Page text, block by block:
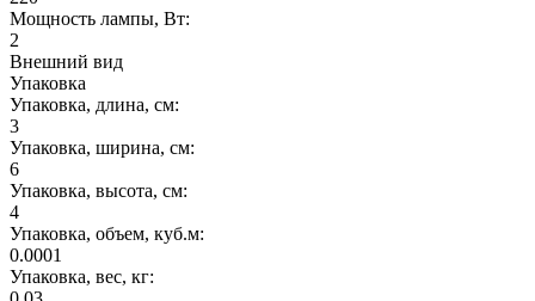
Мощность лампы, Вт:
2
Внешний вид
Упаковка
Упаковка, длина, см:
3
Упаковка, ширина, см:
6
Упаковка, высота, см:
4
Упаковка, объем, куб.м:
0.0001
Упаковка, вес, кг: